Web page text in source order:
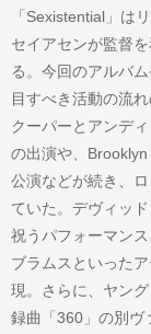
「Sexistential」は
セイアセンが監督
る。今回のアルバ
目すべき活動の流
クーパーとアンデ
の出演や、
公演などが続き、
ていた。デヴィッ
祝うパフォーマン
ブラムスといった
現。さらに、ヤン
録曲「360」の別ヴ